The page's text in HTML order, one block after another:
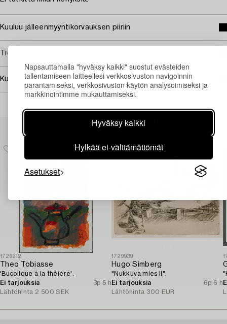
Napsauttamalla "hyväksy kaikki" suostut evästeiden
tallentamiseen laitteellesi verkkosivuston navigoinnin
parantamiseksi, verkkosivuston käytön analysoimiseksi ja
markkinointimme mukauttamiseksi.
Hyväksy kaikki
Hylkää ei-välttämättömät
Asetukset
Kuuluu jälleenmyyntikorvauksen piiriin
Tietoa ostamisesta
Kuvan käyttöoikeudet
Muiden katsomia kohteita
1729912
Theo Tobiasse
'Bucolique à la théière'.
Ei tarjouksia
3p 5 h
Lähtöhinta 2 500 SEK
1729939
Hugo Simberg
"Nukkuva mies II".
Ei tarjouksia
6p 6 h
Lähtöhinta 300 EUR